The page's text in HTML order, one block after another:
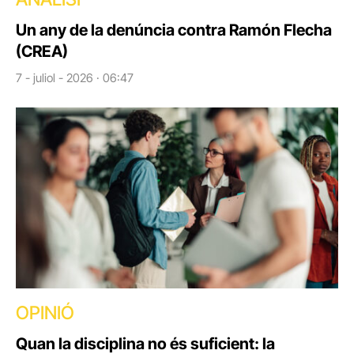
Un any de la denúncia contra Ramón Flecha
(CREA)
7 - juliol - 2026 · 06:47
OPINIÓ
Quan la disciplina no és suficient: la